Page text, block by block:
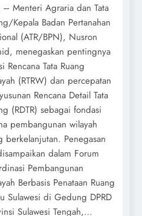
– Menteri Agraria dan Tata
Kepala Badan Pertanahan
(ATR/BPN), Nusron
menegaskan pentingnya
Rencana Tata Ruang
(RTRW) dan percepatan
Rencana Detail Tata
(RDTR) sebagai fondasi
pembangunan wilayah
berkelanjutan. Penegasan
dalam Forum
Pembangunan
Berbasis Penataan Ruang
Sulawesi di Gedung DPRD
Sulawesi Tengah,…